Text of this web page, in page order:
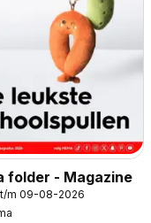
folder - Magazine
m 09-08-2026